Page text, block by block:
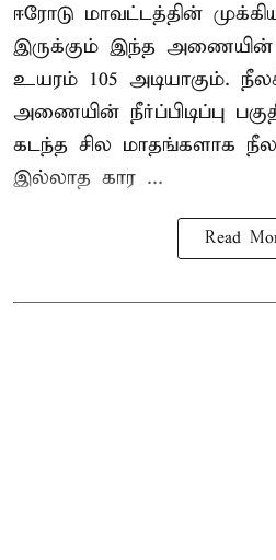
ஈரோடு மாவட்டத்தின்
இருக்கும் இந்த
உயரம் 105 அடியாகும்.
அணையின் நீர்ப்பிடிப்பு
கடந்த சில மாதங்களாக
இல்லாத கார ...
Read